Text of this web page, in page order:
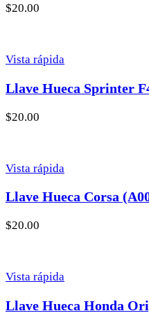
$20.00
Vista rápida
Llave Hueca Sprinter
$20.00
Vista rápida
Llave Hueca Corsa
$20.00
Vista rápida
Llave Hueca Honda